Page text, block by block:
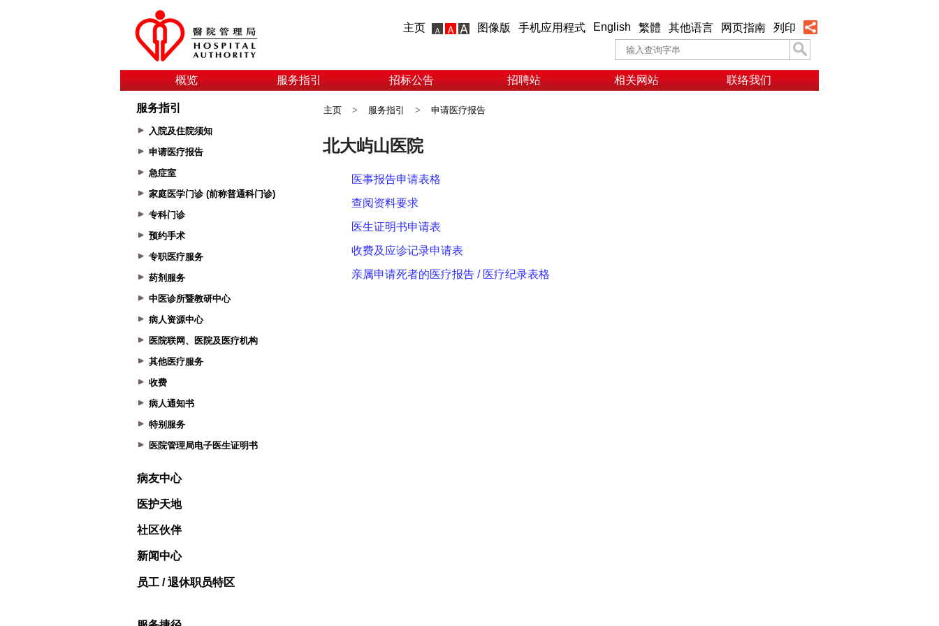
主页 图像版 手机应用程式 English 繁體 其他语言 网页指南 列印
概览 服务指引 招标公告 招聘站 相关网站 联络我们
服务指引
入院及住院须知
申请医疗报告
急症室
家庭医学门诊 (前称普通科门诊)
专科门诊
预约手术
专职医疗服务
药剂服务
中医诊所暨教研中心
病人资源中心
医院联网、医院及医疗机构
其他医疗服务
收费
病人通知书
特别服务
医院管理局电子医生证明书
病友中心
医护天地
社区伙伴
新闻中心
员工 / 退休职员特区
主页 > 服务指引 > 申请医疗报告